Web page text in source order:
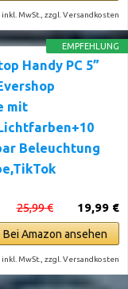
inkl. MwSt., zzgl. Versandkosten
EMPFEHLUNG
Handy PC 5”
mit
Beleuchtung
19,99 €
25,99 €
Bei Amazon ansehen
inkl. MwSt., zzgl. Versandkosten